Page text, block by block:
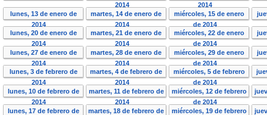
2014
2014
lunes, 13 de enero de
2014
martes, 14 de enero de
2014
miércoles, 15 de enero
de 2014
lunes, 20 de enero de
2014
martes, 21 de enero de
2014
miércoles, 22 de enero
de 2014
lunes, 27 de enero de
2014
martes, 28 de enero de
2014
miércoles, 29 de enero
de 2014
lunes, 3 de febrero de
2014
martes, 4 de febrero de
2014
miércoles, 5 de febrero
de 2014
lunes, 10 de febrero de
2014
martes, 11 de febrero de
2014
miércoles, 12 de febrero
de 2014
lunes, 17 de febrero de
martes, 18 de febrero de
miércoles, 19 de febrero